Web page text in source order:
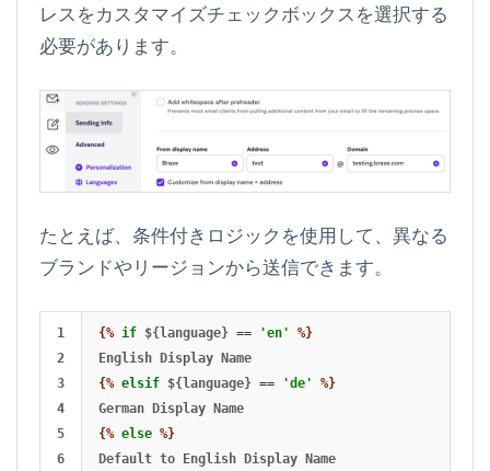
レスをカスタマイズチェックボックスを選択する
必要があります。
たとえば、条件付きロジックを使用して、異なる
ブランドやリージョンから送信できます。
1
2
3
4
5
6
{% if ${language} == 'en'
%}
{% elsif ${language} == 'de'
%}
{% else %}